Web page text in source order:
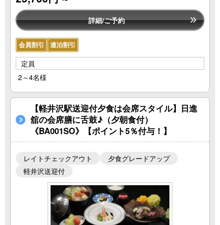
詳細/ご予約
会員割引 連泊割引
定員
2～4名様
【軽井沢駅送迎付夕食は会席スタイル】日進
舘の会席膳に舌鼓♪（夕朝食付）
《BA001SO》【ポイント5％付与！】
レイトチェックアウト
夕食グレードアップ
軽井沢送迎付